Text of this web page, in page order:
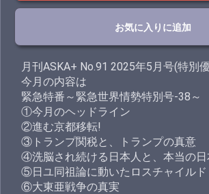
お気に入りに追加
月刊ASKA+ No.91 2025年5月号(特別
今月の内容は
緊急特番～緊急世界情勢特別号-38～
①今月のヘッドライン
②進む京都移転!
③トランプ関税と、トランプの真意
④洗脳され続ける日本人と、本当の日
⑤日ユ同祖論に動いたロスチャイルド
⑥大東亜戦争の真実